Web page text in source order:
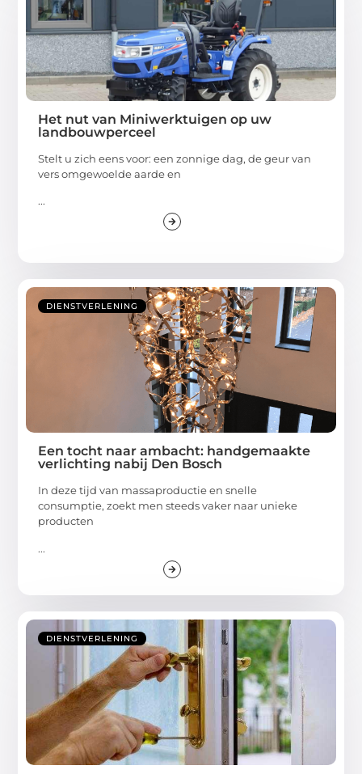
Het nut van Miniwerktuigen op uw
landbouwperceel
Stelt u zich eens voor: een zonnige dag, de geur van
vers omgewoelde aarde en
...
DIENSTVERLENING
Een tocht naar ambacht: handgemaakte
verlichting nabij Den Bosch
In deze tijd van massaproductie en snelle
consumptie, zoekt men steeds vaker naar unieke
producten
...
DIENSTVERLENING